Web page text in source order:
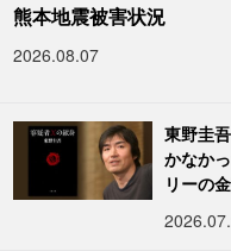
熊本地震被害状況
2026.08.07
東野圭
かなか
リーの